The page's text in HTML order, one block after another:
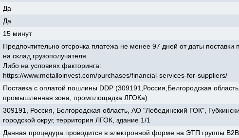
Да
Да
15 минут
Предпочтительно отсрочка платежа не менее 97 дней от даты поставки
на склад грузополучателя.
Либо на условиях факторинга:
https://www.metalloinvest.com/purchases/financial-services-for-suppliers/
Поставка с оплатой пошлины DDP (309191,Россия,Белгородская
промышленная зона, промплощадка ЛГОКа)
309191, Россия, Белгородская область, АО "Лебединский ГОК",
городской округ, территория ЛГОК, здание 1/1
Данная процедура проводится в электронной форме на ЭТП группы